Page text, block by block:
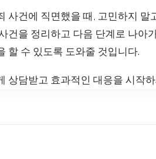
사건에 직면했을 때, 고민하지
건을 정리하고 다음 단계로 나아
할 수 있도록 도와줄 것입니다.
상담받고 효과적인 대응을 시작